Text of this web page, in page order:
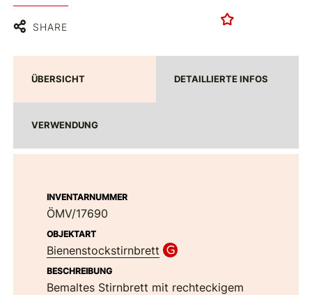
SHARE
ÜBERSICHT DETAILLIERTE INFOS
VERWENDUNG
INVENTARNUMMER
ÖMV/17690
OBJEKTART
Bienenstockstirnbrett
BESCHREIBUNG
Bemaltes Stirnbrett mit rechteckigem